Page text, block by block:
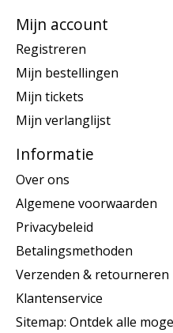
Mijn account
Registreren
Mijn bestellingen
Mijn tickets
Mijn verlanglijst
Informatie
Over ons
Algemene voorwaarden
Privacybeleid
Betalingsmethoden
Verzenden & retourneren
Klantenservice
Sitemap: Ontdek alle